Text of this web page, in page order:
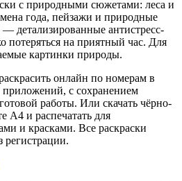
с природными сюжетами: леса и
года, пейзажи и природные
детализированные антистресс-
потеряться на приятный час. Для
картинки природы.
онлайн по номерам в
приложений, с сохранением
работы. Или скачать чёрно-
А4 и распечатать для
и красками. Все раскраски
регистрации.